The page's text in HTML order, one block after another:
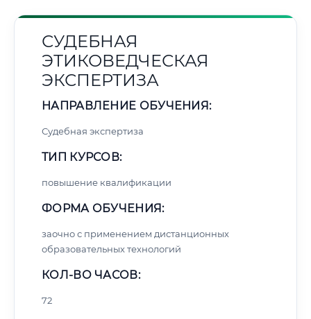
СУДЕБНАЯ
ЭТИКОВЕДЧЕСКАЯ
ЭКСПЕРТИЗА
НАПРАВЛЕНИЕ ОБУЧЕНИЯ:
Судебная экспертиза
ТИП КУРСОВ:
повышение квалификации
ФОРМА ОБУЧЕНИЯ:
заочно с применением дистанционных
образовательных технологий
КОЛ-ВО ЧАСОВ:
72